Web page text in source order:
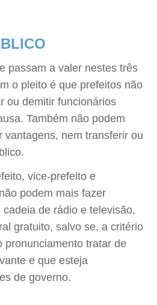
passam a valer nestes três
o pleito é que prefeitos não
ou demitir funcionários
Também não podem
vantagens, nem transferir ou
vice-prefeito e
podem mais fazer
de rádio e televisão,
gratuito, salvo se, a critério
pronunciamento tratar de
e que esteja
de governo.